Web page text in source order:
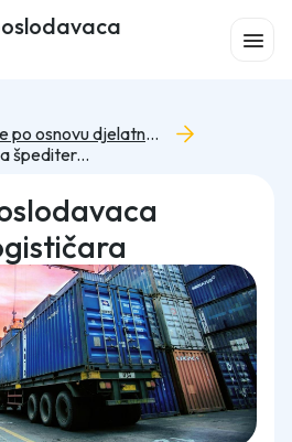
Grupacije po osnovu djelatnosti
Grupacija poslodavaca špeditera/logističara